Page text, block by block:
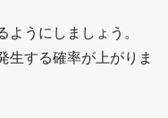
うにしましょう。
生する確率が上がりま